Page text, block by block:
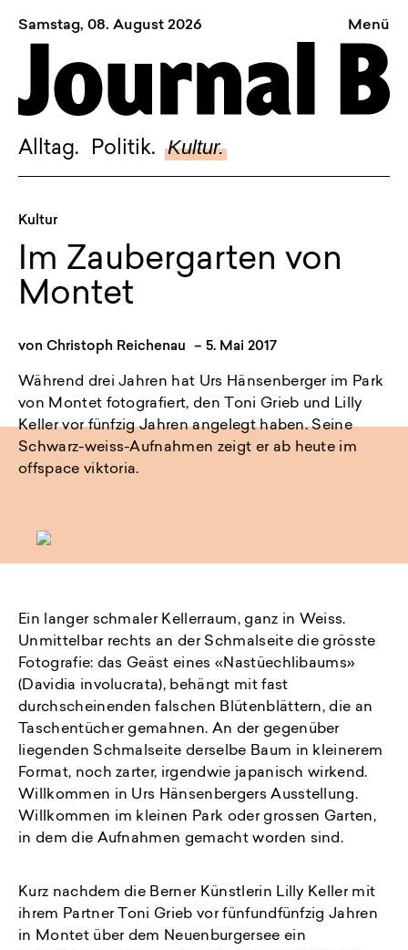
Samstag, 08. August 2026
Alltag. Politik. Kultur.
Menü
Sagt, was Bern bewegt
Alltag.
Politik.
Kultur.
Dossier.
Suche.
INSTAGRAM
BLUESKY
Kultur
Im Zaubergarten von
Montet
von Christoph Reichenau – 5. Mai 2017
Während drei Jahren hat Urs Hänsenberger im Park
von Montet fotografiert, den Toni Grieb und Lilly
Keller vor fünfzig Jahren angelegt haben. Seine
Schwarz-weiss-Aufnahmen zeigt er ab heute im
offspace viktoria.
Ein langer schmaler Kellerraum, ganz in Weiss.
Unmittelbar rechts an der Schmalseite die grösste
Fotografie: das Geäst eines «Nastüechlibaums»
(Davidia involucrata), behängt mit fast
durchscheinenden falschen Blütenblättern, die an
Taschentücher gemahnen. An der gegenüber
liegenden Schmalseite derselbe Baum in kleinerem
Format, noch zarter, irgendwie japanisch wirkend.
Willkommen in Urs Hänsenbergers Ausstellung.
Willkommen im kleinen Park oder grossen Garten,
in dem die Aufnahmen gemacht worden sind.
Kurz nachdem die Berner Künstlerin Lilly Keller mit
ihrem Partner Toni Grieb vor fünfundfünfzig Jahren
in Montet über dem Neuenburgersee ein